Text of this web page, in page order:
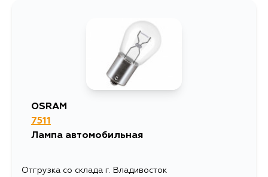
OSRAM
7511
Лампа автомобильная
Отгрузка со склада г. Владивосток